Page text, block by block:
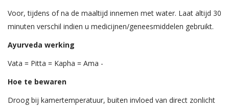
Voor, tijdens of na de maaltijd innemen met water. Laat altijd 30
minuten verschil indien u medicijnen/geneesmiddelen gebruikt.
Ayurveda werking
Vata = Pitta = Kapha = Ama -
Hoe te bewaren
Droog bij kamertemperatuur, buiten invloed van direct zonlicht